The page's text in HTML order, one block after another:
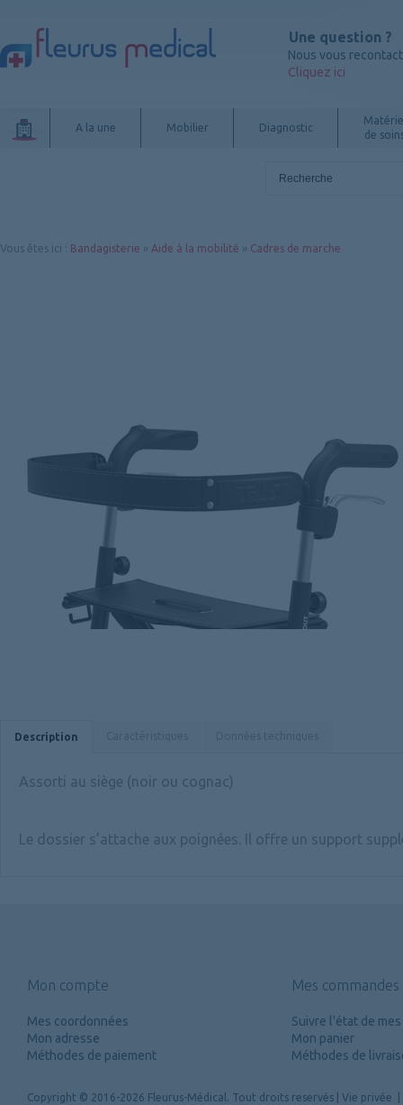
Une question ?
Nous vous
Cliquez ici
A la une Mobilier Diagnostic
de
Vous êtes ici Bandagisterie » Aide à la mobilité » Cadres de marche
Description
Assorti au siège (noir ou cognac)
Le dossier s’attache aux poignées. Il offre un support
Mon compte
Mes coordonnées
Mon adresse
Méthodes de paiement
Mes commandes
Suivre l'état de
Mon panier
Méthodes de
Copyright © 2016-2026 Fleurus-Médical. Tout droits reservés Vie privée